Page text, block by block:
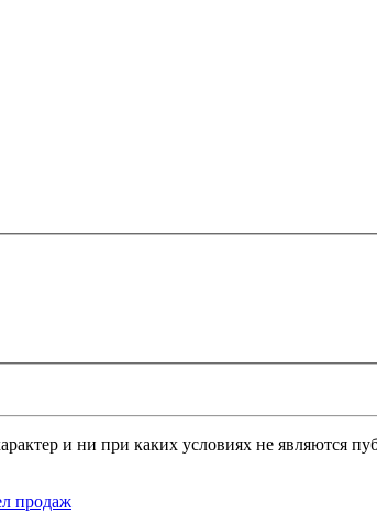
и ни при каких условиях не являются
продаж